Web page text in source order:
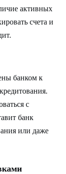
активных
счета и
банком к
с
банк
или даже